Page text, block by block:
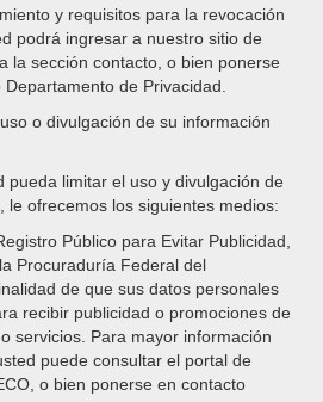
Las
opciones
se
pueden
en
página
de
SE – Costo Diferido
- $12,894.70Rango
de
precios:
desde
$4,159.00
OPCIONES
Este
producto
y requisitos para la revocación
podrá ingresar a nuestro sitio de
la sección contacto, o bien ponerse
de Privacidad.
o divulgación de su información
pueda limitar el uso y divulgación de
le ofrecemos los siguientes medios:
Público para Evitar Publicidad,
Procuraduría Federal del
de que sus datos personales
recibir publicidad o promociones de
servicios. Para mayor información
puede consultar el portal de
o bien ponerse en contacto